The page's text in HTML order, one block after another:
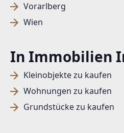
Vorarlberg
Wien
In Immobilien
Kleinobjekte zu kaufen
Wohnungen zu kaufen
Grundstücke zu kaufen